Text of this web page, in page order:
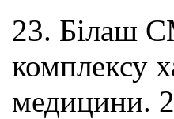
23. Білаш
комплексу
медицини.